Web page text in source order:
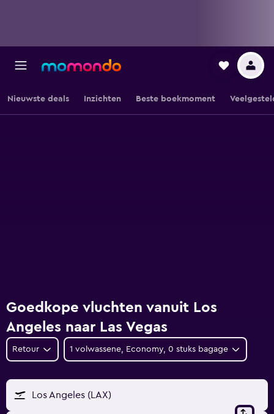
Nieuwste deals Inzichten Beste boekmoment
Goedkope vluchten vanuit Los
Angeles naar Las Vegas
Retour 1 volwassene, Economy, 0 stuks bagage
Los Angeles (LAX)